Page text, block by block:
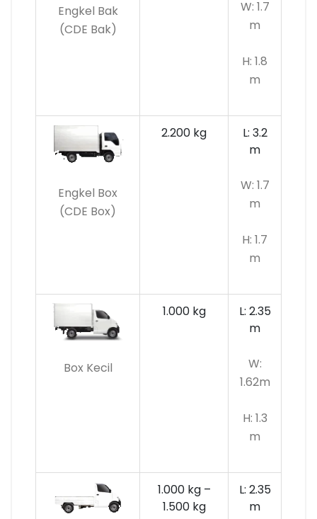
Engkel Bak
(CDE Bak)
W: 1.7
m
H: 1.8
m
Engkel Box
(CDE Box)
2.200 kg
L: 3.2
m
W: 1.7
m
H: 1.7
m
Box Kecil
1.000 kg
L: 2.35
m
W:
1.62m
H: 1.3
m
1.000 kg –
1.500 kg
L: 2.35
m